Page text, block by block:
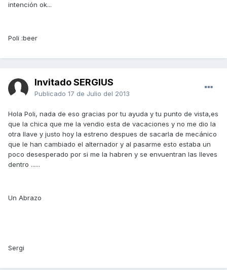
intención ok...
Poli :beer
Invitado SERGIUS
Publicado 17 de Julio del 2013
Hola Poli, nada de eso gracias por tu ayuda y tu punto de vista,es
que la chica que me la vendio esta de vacaciones y no me dio la
otra llave y justo hoy la estreno despues de sacarla de mecánico
que le han cambiado el alternador y al pasarme esto estaba un
poco desesperado por si me la habren y se envuentran las lleves
dentro ......
Un Abrazo
Sergi